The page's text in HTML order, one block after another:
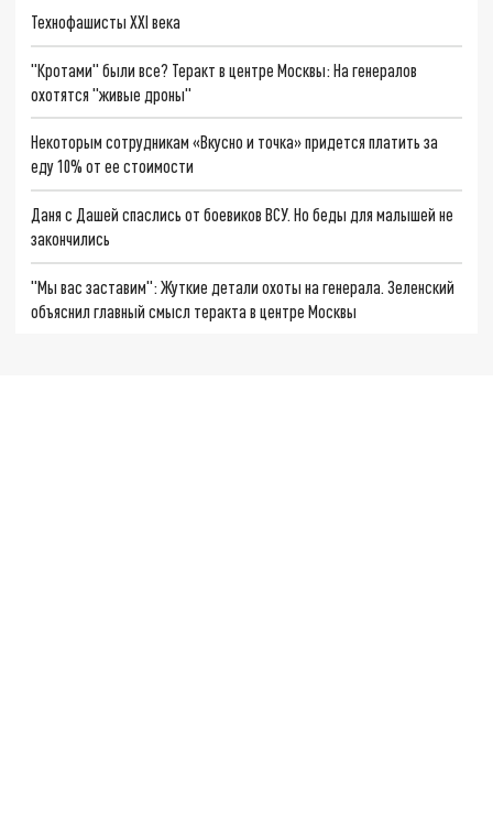
Технофашисты XXI века
"Кротами" были все? Теракт в центре Москвы: На генералов
охотятся "живые дроны"
Некоторым сотрудникам «Вкусно и точка» придется платить за
еду 10% от ее стоимости
Даня с Дашей спаслись от боевиков ВСУ. Но беды для малышей не
закончились
"Мы вас заставим": Жуткие детали охоты на генерала. Зеленский
объяснил главный смысл теракта в центре Москвы